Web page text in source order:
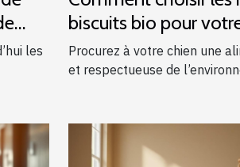
les
biscuits bio pour
Procurez à votre chien une
et respectueuse de